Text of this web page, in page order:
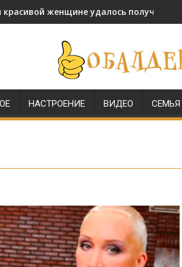
красивой женщине удалось получить
НАСТРОЕНИЕ ВИДЕО СЕМЬЯ